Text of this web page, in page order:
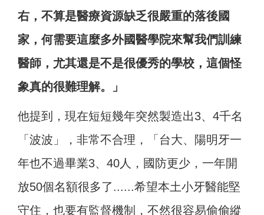
右，不算是醫療資源缺乏很嚴重的落後國
家，何需要這麼多外國醫學院來幫我們訓練
醫師，尤其還是不是很優秀的學校，這個怪
象真的很難理解。」
他提到，現在短短幾年突然製造出3、4千名
「波波」，非常不合理，「台大、陽明牙一
年也不過畢業3、40人，國防更少，一年開
放50個名額很多了......希望本土小牙醫能堅
守住，也要有監督機制，不然很容易偷偷縱